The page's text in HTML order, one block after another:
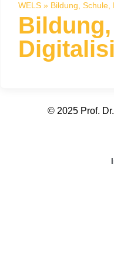
WELS » Bildung, Schule,
© 2025 Prof.